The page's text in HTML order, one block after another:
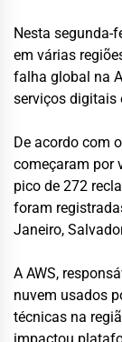
Nesta segunda-
em várias
falha global na
serviços digitais
De acordo com
começaram por
pico de 272
foram
Janeiro,
A AWS,
nuvem usados
técnicas na